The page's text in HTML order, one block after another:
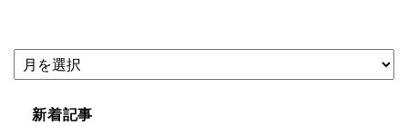
新着記事